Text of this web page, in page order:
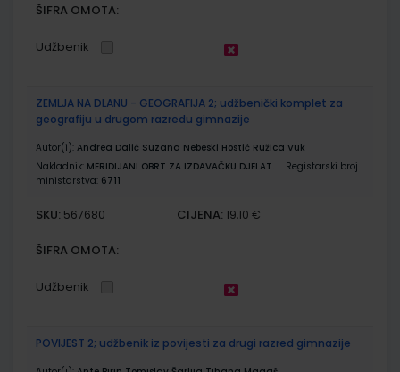
ŠIFRA OMOTA:
Udžbenik
ZEMLJA NA DLANU - GEOGRAFIJA 2; udžbenički komplet za
geografiju u drugom razredu gimnazije
Autor(i): Andrea Dalić Suzana Nebeski Hostić Ružica Vuk
Nakladnik: MERIDIJANI OBRT ZA IZDAVAČKU DJELAT.
Registarski broj
ministarstva: 6711
SKU: 567680 CIJENA: 19,10 €
ŠIFRA OMOTA:
Udžbenik
POVIJEST 2; udžbenik iz povijesti za drugi razred gimnazije